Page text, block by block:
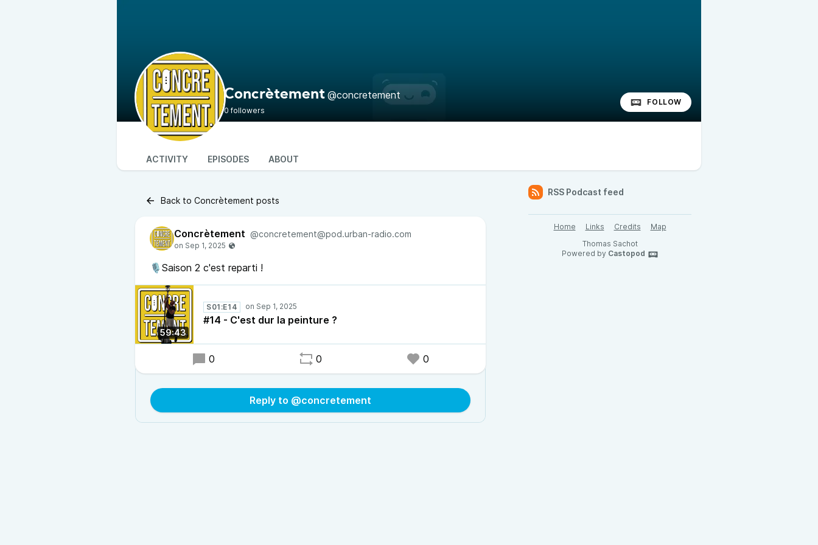
Concrètement @concretement
0 followers
FOLLOW
ACTIVITY EPISODES ABOUT
Back to Concrètement posts
Concrètement @concretement@pod.urban-radio.com
🎙️Saison 2 c'est reparti !
59:43
S01:E14
#14 - C'est dur la peinture ?
0 0 0
Reply to @concretement
RSS Podcast feed
Home Links Credits
Map
Thomas Sachot
Powered by Castopod